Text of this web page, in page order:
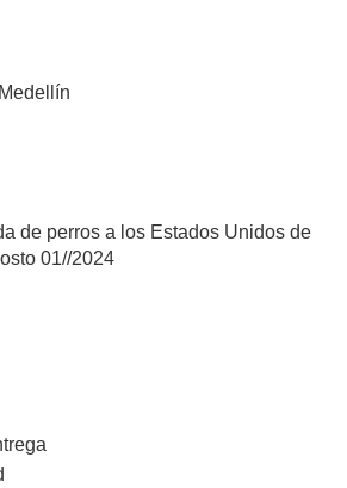
de perros a los Estados Unidos de
01//2024